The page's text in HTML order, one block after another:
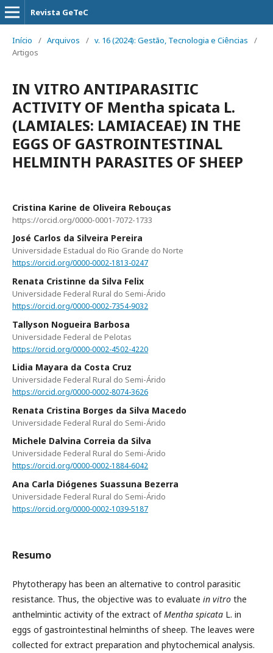
Revista GeTeC
Início / Arquivos / v. 16 (2024): Gestão, Tecnologia e Ciências
/
Artigos
IN VITRO ANTIPARASITIC
ACTIVITY OF Mentha spicata L.
(LAMIALES: LAMIACEAE) IN THE
EGGS OF GASTROINTESTINAL
HELMINTH PARASITES OF SHEEP
Cristina Karine de Oliveira Rebouças
https://orcid.org/0000-0001-7072-1733
José Carlos da Silveira Pereira
Universidade Estadual do Rio Grande do Norte
https://orcid.org/0000-0002-1813-0247
Renata Cristinne da Silva Felix
Universidade Federal Rural do Semi-Árido
https://orcid.org/0000-0002-7354-9032
Tallyson Nogueira Barbosa
Universidade Federal de Pelotas
https://orcid.org/0000-0002-4502-4220
Lidia Mayara da Costa Cruz
Universidade Federal Rural do Semi-Árido
https://orcid.org/0000-0002-8074-3626
Renata Cristina Borges da Silva Macedo
Universidade Federal Rural do Semi-Árido
Michele Dalvina Correia da Silva
Universidade Federal Rural do Semi-Árido
https://orcid.org/0000-0002-1884-6042
Ana Carla Diógenes Suassuna Bezerra
Universidade Federal Rural do Semi-Árido
https://orcid.org/0000-0002-1039-5187
Resumo
Phytotherapy has been an alternative to control parasitic
resistance. Thus, the objective was to evaluate in vitro the
anthelmintic activity of the extract ofMentha spicata L. in
eggs of gastrointestinal helminths of sheep. The leaves were
collected for extract preparation and phytochemical analysis.